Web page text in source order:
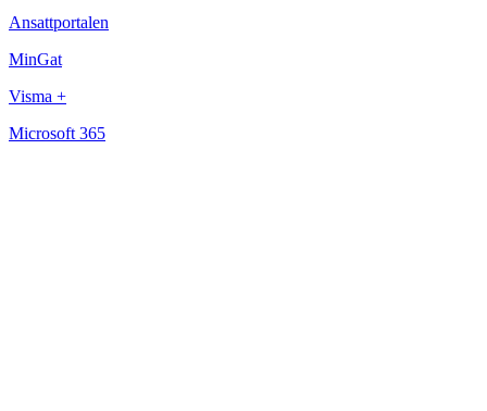
Ansattportalen
MinGat
Visma +
Microsoft 365